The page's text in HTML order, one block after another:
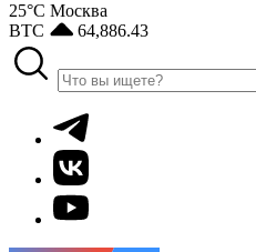
25°С Москва
BTC
64,886.43